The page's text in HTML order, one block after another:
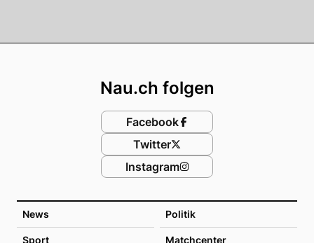
News Politik
Sport Matchcenter
Nau.ch folgen
Facebook
Twitter
Instagram